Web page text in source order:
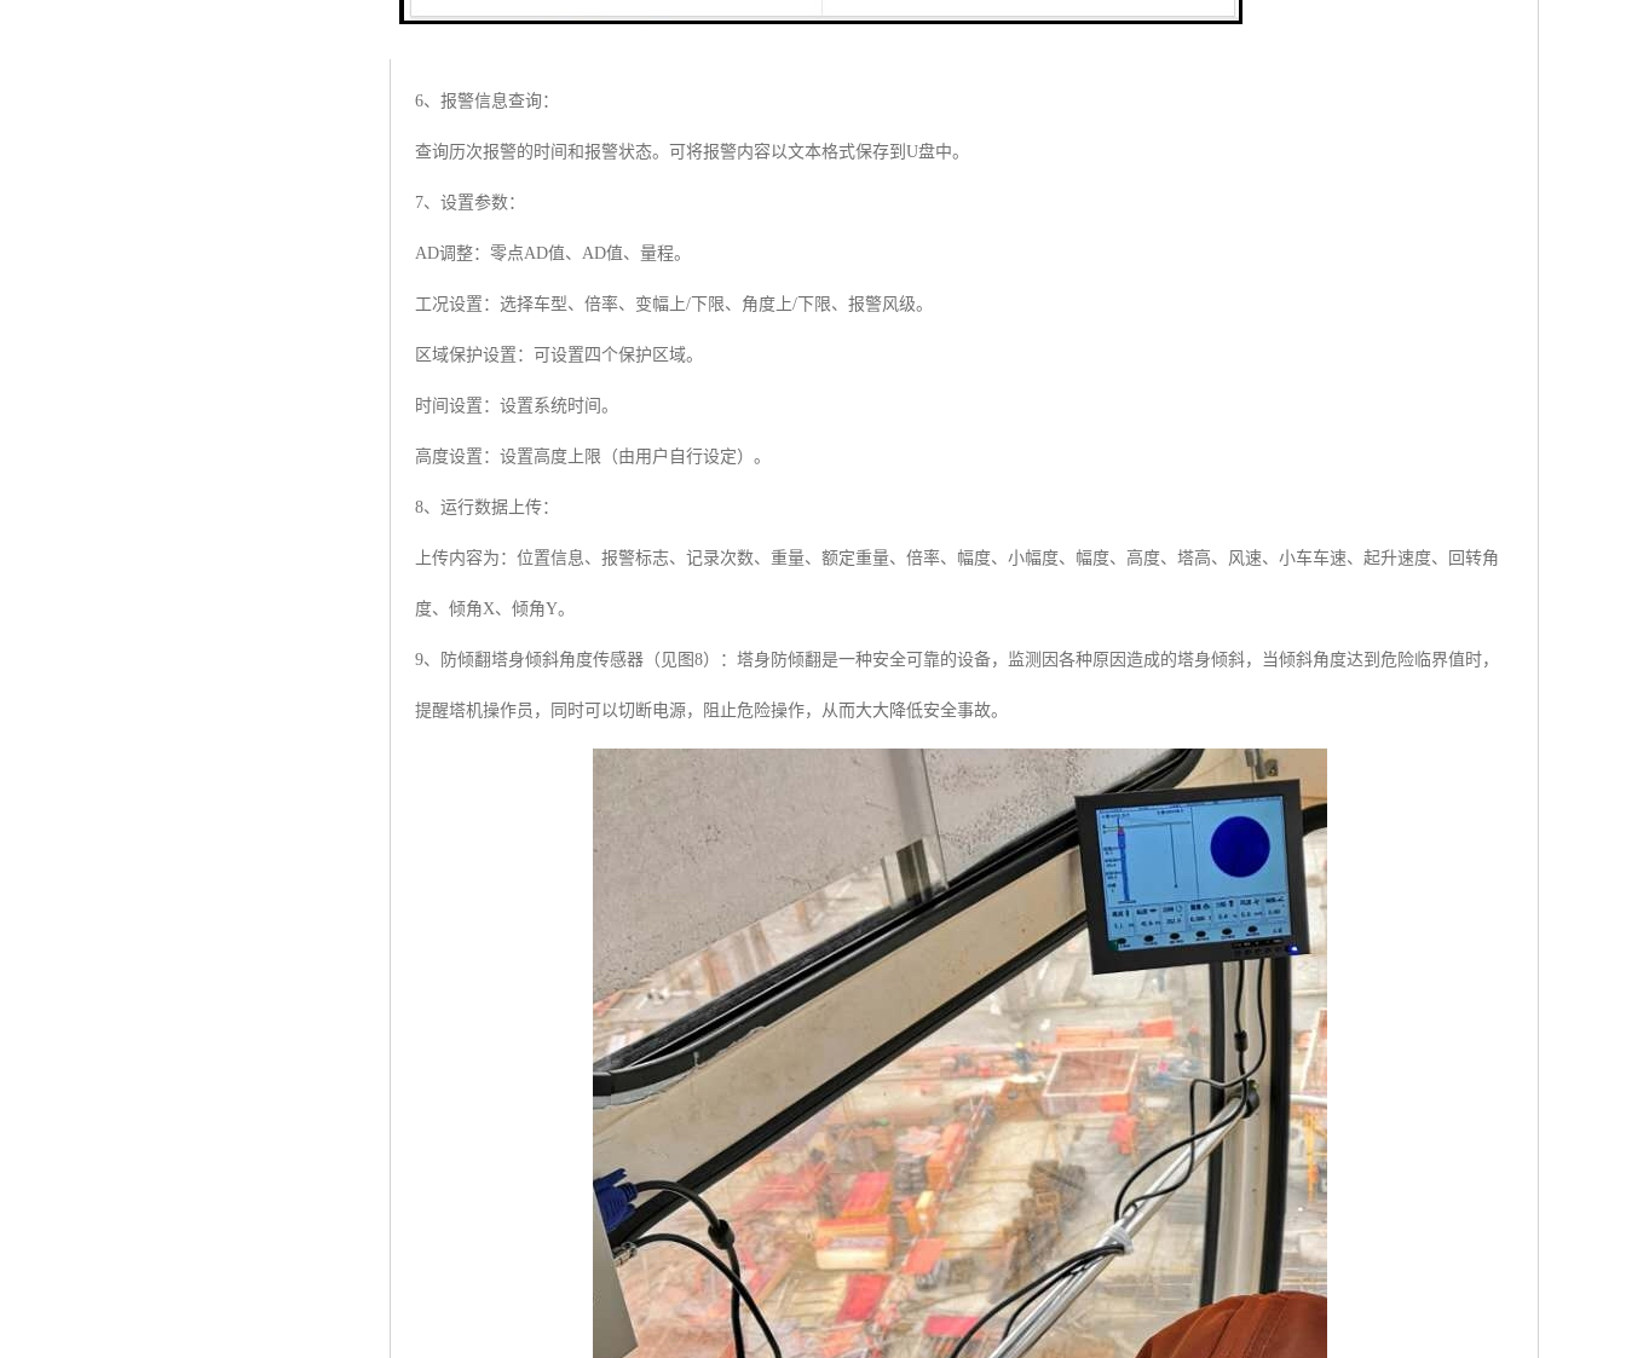
6、报警信息查询：
查询历次报警的时间和报警状态。可将报警内容以文本格式保存到U盘中。
7、设置参数：
AD调整：零点AD值、AD值、量程。
工况设置：选择车型、倍率、变幅上/下限、角度上/下限、报警风级。
区域保护设置：可设置四个保护区域。
时间设置：设置系统时间。
高度设置：设置高度上限（由用户自行设定）。
8、运行数据上传：
上传内容为：位置信息、报警标志、记录次数、重量、额定重量、倍率、幅度、小幅度、幅度、高度、塔高、风速、小车车速、起升速度、回转角
度、倾角X、倾角Y。
9、防倾翻塔身倾斜角度传感器（见图8）：塔身防倾翻是一种安全可靠的设备，监测因各种原因造成的塔身倾斜，当倾斜角度达到危险临界值时，
提醒塔机操作员，同时可以切断电源，阻止危险操作，从而大大降低安全事故。